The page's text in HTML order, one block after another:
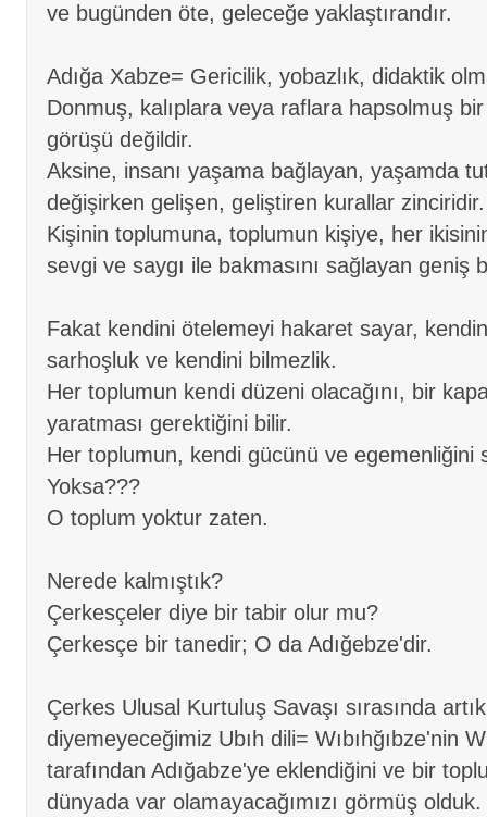
ve bugünden öte, geleceğe yaklaştırandır.
Adığa Xabze= Gericilik, yobazlık, didaktik
Donmuş, kalıplara veya raflara hapsolmuş
görüşü değildir.
Aksine, insanı yaşama bağlayan, yaşamda
değişirken gelişen, geliştiren kurallar zinciridir.
Kişinin toplumuna, toplumun kişiye, her
sevgi ve saygı ile bakmasını sağlayan geniş
Fakat kendini ötelemeyi hakaret sayar,
sarhoşluk ve kendini bilmezlik.
Her toplumun kendi düzeni olacağını, bir
yaratması gerektiğini bilir.
Her toplumun, kendi gücünü ve egemenliğini
Yoksa???
O toplum yoktur zaten.
Nerede kalmıştık?
Çerkesçeler diye bir tabir olur mu?
Çerkesçe bir tanedir; O da Adığebze'dir.
Çerkes Ulusal Kurtuluş Savaşı sırasında
diyemeyeceğimiz Ubıh dili= Wıbıhğıbze'nin
tarafından Adığabze'ye eklendiğini ve bir
dünyada var olamayacağımızı görmüş olduk.